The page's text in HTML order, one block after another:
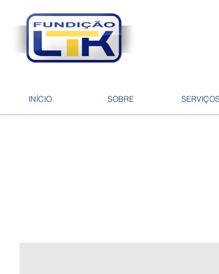
INÍCIO SOBRE